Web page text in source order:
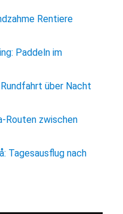
Rentiere
Paddeln im
über Nacht
Routen zwischen
Tagesausflug nach